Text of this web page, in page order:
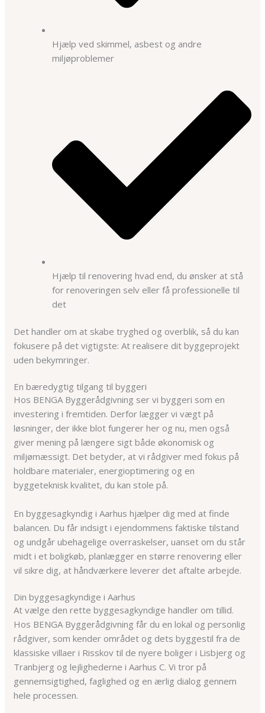
Hjælp ved skimmel, asbest og andre
miljøproblemer
Hjælp til renovering hvad end, du ønsker at stå
for renoveringen selv eller få professionelle til
det
Det handler om at skabe tryghed og overblik, så du kan
fokusere på det vigtigste: At realisere dit byggeprojekt
uden bekymringer.
En bæredygtig tilgang til byggeri
Hos BENGA Byggerådgivning ser vi byggeri som en
investering i fremtiden. Derfor lægger vi vægt på
løsninger, der ikke blot fungerer her og nu, men også
giver mening på længere sigt både økonomisk og
miljømæssigt. Det betyder, at vi rådgiver med fokus på
holdbare materialer, energioptimering og en
byggeteknisk kvalitet, du kan stole på.
En byggesagkyndig i Aarhus hjælper dig med at finde
balancen. Du får indsigt i ejendommens faktiske tilstand
og undgår ubehagelige overraskelser, uanset om du står
midt i et boligkøb, planlægger en større renovering eller
vil sikre dig, at håndværkere leverer det aftalte arbejde.
Din byggesagkyndige i Aarhus
At vælge den rette byggesagkyndige handler om tillid.
Hos BENGA Byggerådgivning får du en lokal og personlig
rådgiver, som kender området og dets byggestil fra de
klassiske villaer i Risskov til de nyere boliger i Lisbjerg og
Tranbjerg og lejlighederne i Aarhus C. Vi tror på
gennemsigtighed, faglighed og en ærlig dialog gennem
hele processen.